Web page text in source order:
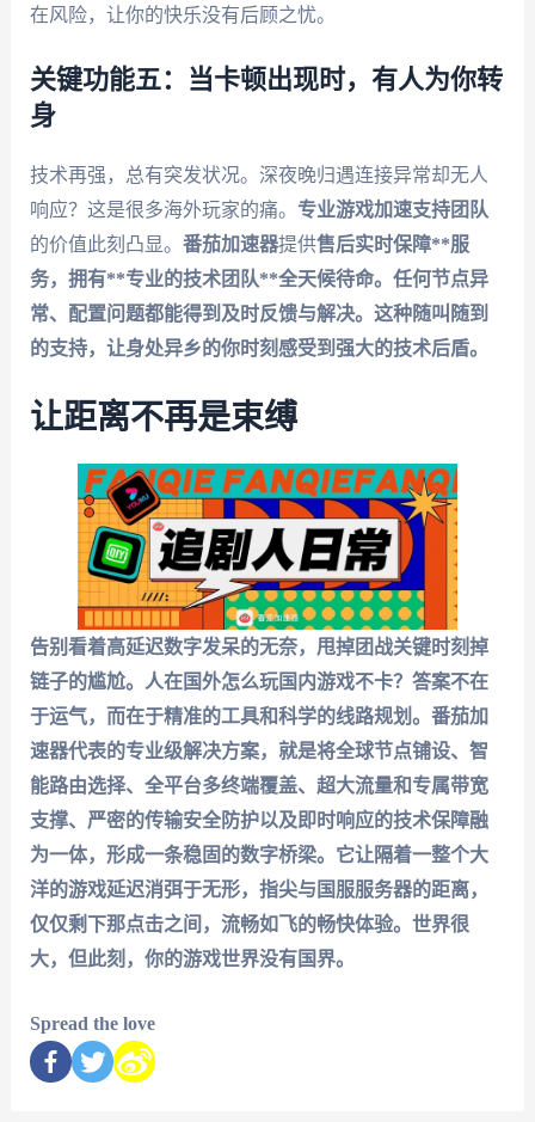
在风险，让你的快乐没有后顾之忧。
关键功能五：当卡顿出现时，有人为你转
身
技术再强，总有突发状况。深夜晚归遇连接异常却无人
响应？这是很多海外玩家的痛。 专业游戏加速支持团队
的价值此刻凸显。 番茄加速器提供售后实时保障**服
务，拥有**专业的技术团队**全天候待命。任何节点异
常、配置问题都能得到及时反馈与解决。这种随叫随到
的支持，让身处异乡的你时刻感受到强大的技术后盾。
让距离不再是束缚
告别看着高延迟数字发呆的无奈，甩掉团战关键时刻掉
链子的尴尬。
人在国外怎么玩国内游戏不卡？ 答案不在
于运气，而在于精准的工具和科学的线路规划。 番茄加
速器代表的专业级解决方案，就是将全球节点铺设、智
能路由选择、全平台多终端覆盖、超大流量和专属带宽
支撑、严密的传输安全防护以及即时响应的技术保障融
为一体，形成一条稳固的数字桥梁。它让隔着一整个大
洋的游戏延迟消弭于无形，指尖与国服服务器的距离，
仅仅剩下那点击之间，流畅如飞的畅快体验。世界很
大，但此刻，你的游戏世界没有国界。
Spread the love